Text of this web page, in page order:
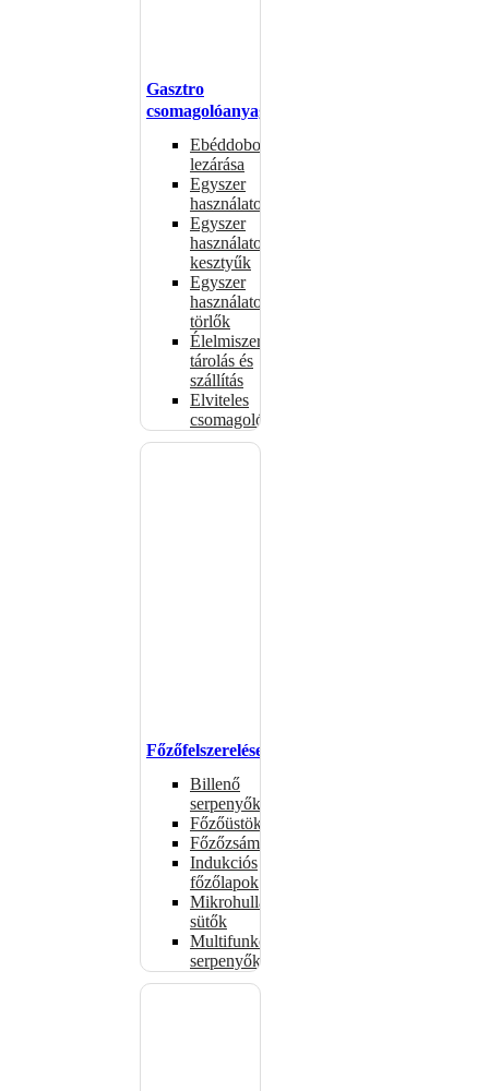
Gasztro
csomagolóanyagok
Ebéddobozok
lezárása
Egyszer
használatos
Egyszer
használatos
kesztyűk
Egyszer
használatos
törlők
Élelmiszer-
tárolás és
szállítás
Elviteles
csomagolóanyagok
Főzőfelszerelések
Billenő
serpenyők
Főzőüstök
Főzőzsámolyok
Indukciós
főzőlapok
Mikrohullámú
sütők
Multifunkciós
serpenyők